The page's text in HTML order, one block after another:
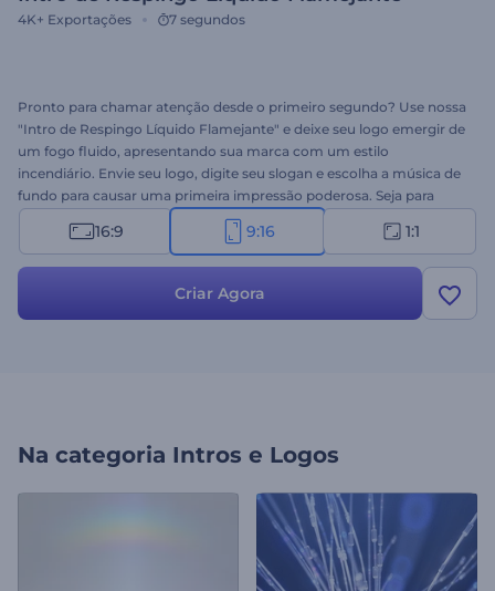
4K+ Exportações 7 segundos
Pronto para chamar atenção desde o primeiro segundo? Use nossa
"Intro de Respingo Líquido Flamejante" e deixe seu logo emergir de
um fogo fluido, apresentando sua marca com um estilo
incendiário. Envie seu logo, digite seu slogan e escolha a música de
fundo para causar uma primeira impressão poderosa. Seja para
YouTube, reels ou vídeos de branding, é ideal para começar seu
conteúdo com impacto. Crie agora e torne sua intro quente e
16:9 9:16 1:1
Criar Agora
Na categoria Intros e Logos